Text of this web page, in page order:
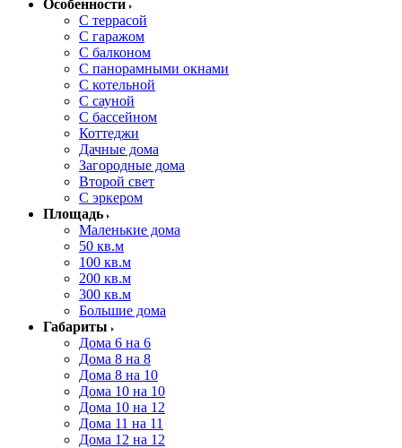
Особенности
С террасой
С гаражом
С балконом
С панорамными окнами
С котельной
С сауной
С бассейном
Коттеджи
Дачные дома
Загородные дома
Второй свет
С эркером
Площадь
Маленькие дома
50 кв.м
100 кв.м
200 кв.м
300 кв.м
Большие дома
Габариты
Дома 6 на 6
Дома 8 на 8
Дома 8 на 10
Дома 10 на 10
Дома 10 на 12
Дома 11 на 11
Дома 12 на 12